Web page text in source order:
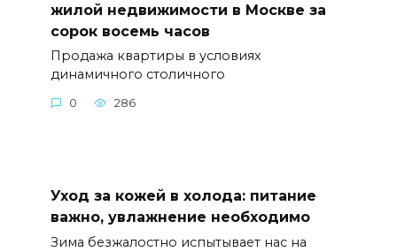
жилой недвижимости в Москве за
сорок восемь часов
Продажа квартиры в условиях
динамичного столичного
0 286
Уход за кожей в холода: питание
важно, увлажнение необходимо
Зима безжалостно испытывает нас на